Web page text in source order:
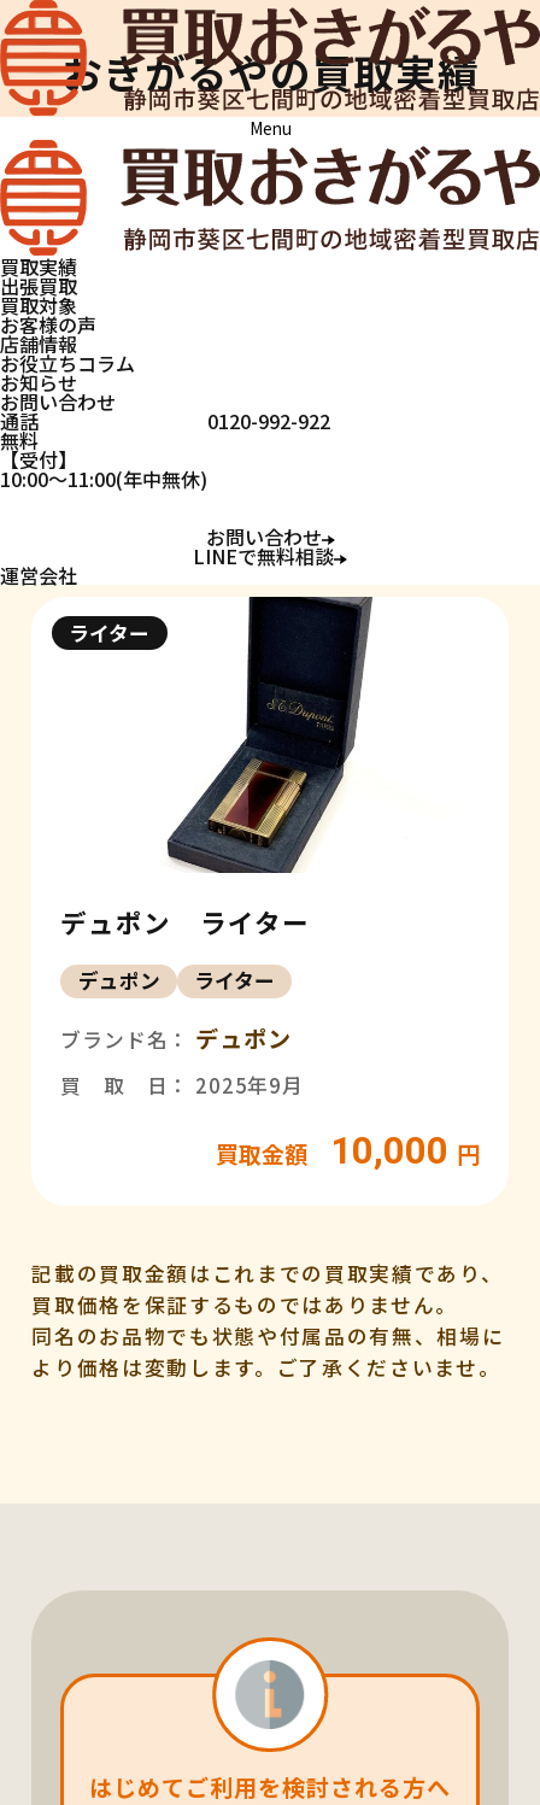
Menu
買取実績
出張買取
買取対象
お客様の声
店舗情報
お役立ちコラム
お知らせ
お問い合わせ
通話
無料
0120-992-922
受付
10:00～11:00(年中無休)
お問い合わせ
LINEで無料相談
運営会社
おきがるやの買取実績
買取おきがるや 買取実績 デュポン
おきがるやで買取したお品物の一部をご
紹介します。
当店は買取が成立しなかった場合も鑑定
士の出張料は無料ですので、納得のいく
金額で買取いただけます。
ライター
デュポン ライター
デュポン ライター
ブランド名： デュポン
買 取 日： 2025年9月
買取金額 10,000 円
記載の買取金額はこれまでの買取実績であり、
買取価格を保証するものではありません。
同名のお品物でも状態や付属品の有無、相場に
より価格は変動します。ご了承くださいませ。
はじめてご利用を検討される方へ